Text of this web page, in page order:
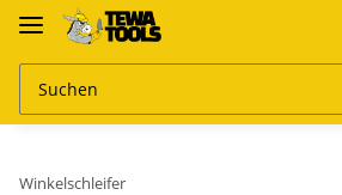
Winkelschleifer